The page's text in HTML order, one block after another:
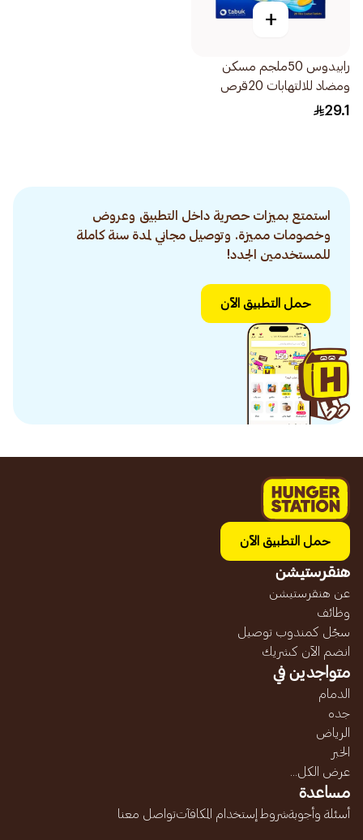
+
رابيدوس 50ملجم مسكن
ومضاد للالتهابات 20قرص
29.1
استمتع بميزات حصرية داخل التطبيق وعروض
وخصومات مميزة. وتوصيل مجاني لمدة سنة كاملة
للمستخدمين الجدد!
حمل التطبيق الآن
حمل التطبيق الآن
هنقرستيشن
عن هنقرستيشن
وظائف
سجّل كمندوب توصيل
انضم الآن كشريك
متواجدين في
الدمام
جده
الرياض
الخبر
عرض الكل...
مساعدة
أسئلة وأجوبةشروط إستخدام المكافآتتواصل معنا